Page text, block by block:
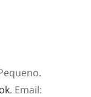
. Email: